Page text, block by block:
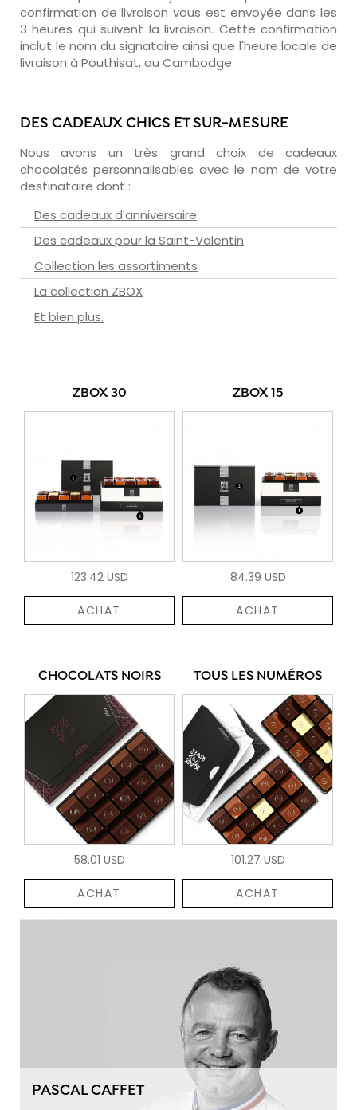
confirmation de livraison vous est envoyée dans les
3 heures qui suivent la livraison. Cette confirmation
inclut le nom du signataire ainsi que l'heure locale de
livraison à Pouthisat, au Cambodge.
DES CADEAUX CHICS ET SUR-MESURE
Nous avons un très grand choix de cadeaux
chocolatés personnalisables avec le nom de votre
destinataire dont :
Des cadeaux d'anniversaire
Des cadeaux pour la Saint-Valentin
Collection les assortiments
La collection ZBOX
Et bien plus.
ZBOX 30
123.42 USD
ACHAT
ZBOX 15
84.39 USD
ACHAT
CHOCOLATS NOIRS
58.01 USD
ACHAT
TOUS LES NUMÉROS
101.27 USD
ACHAT
PASCAL CAFFET